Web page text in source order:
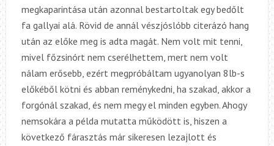
megkaparintása után azonnal bestartoltak egy bedőlt
fa gallyai alá. Rövid de annál vészjóslóbb citerázó hang
után az előke meg is adta magát. Nem volt mit tenni,
mivel főzsinórt nem cserélhettem, mert nem volt
nálam erősebb, ezért megpróbáltam ugyanolyan 8lb-s
előkéből kötni és abban reménykedni, ha szakad, akkor a
forgónál szakad, és nem megy el minden egyben. Ahogy
nemsokára a példa mutatta működött is, hiszen a
következő fárasztás már sikeresen lezajlott és